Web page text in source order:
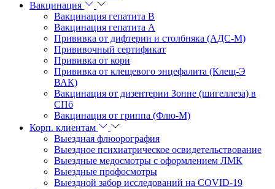
Вакцинация
Вакцинация гепатита В
Вакцинация гепатита А
Прививка от дифтерии и столбняка (АДС-М)
Прививочный сертификат
Прививка от кори
Прививка от клещевого энцефалита (Клещ-Э
ВАК)
Вакцинация от дизентерии Зонне (шигеллеза) в
СПб
Вакцинация от гриппа (Флю-М)
Корп. клиентам
Выездная флюорография
Выездное психиатрическое освидетельствование
Выездные медосмотры с оформлением ЛМК
Выездные профосмотры
Выездной забор исследований на COVID-19